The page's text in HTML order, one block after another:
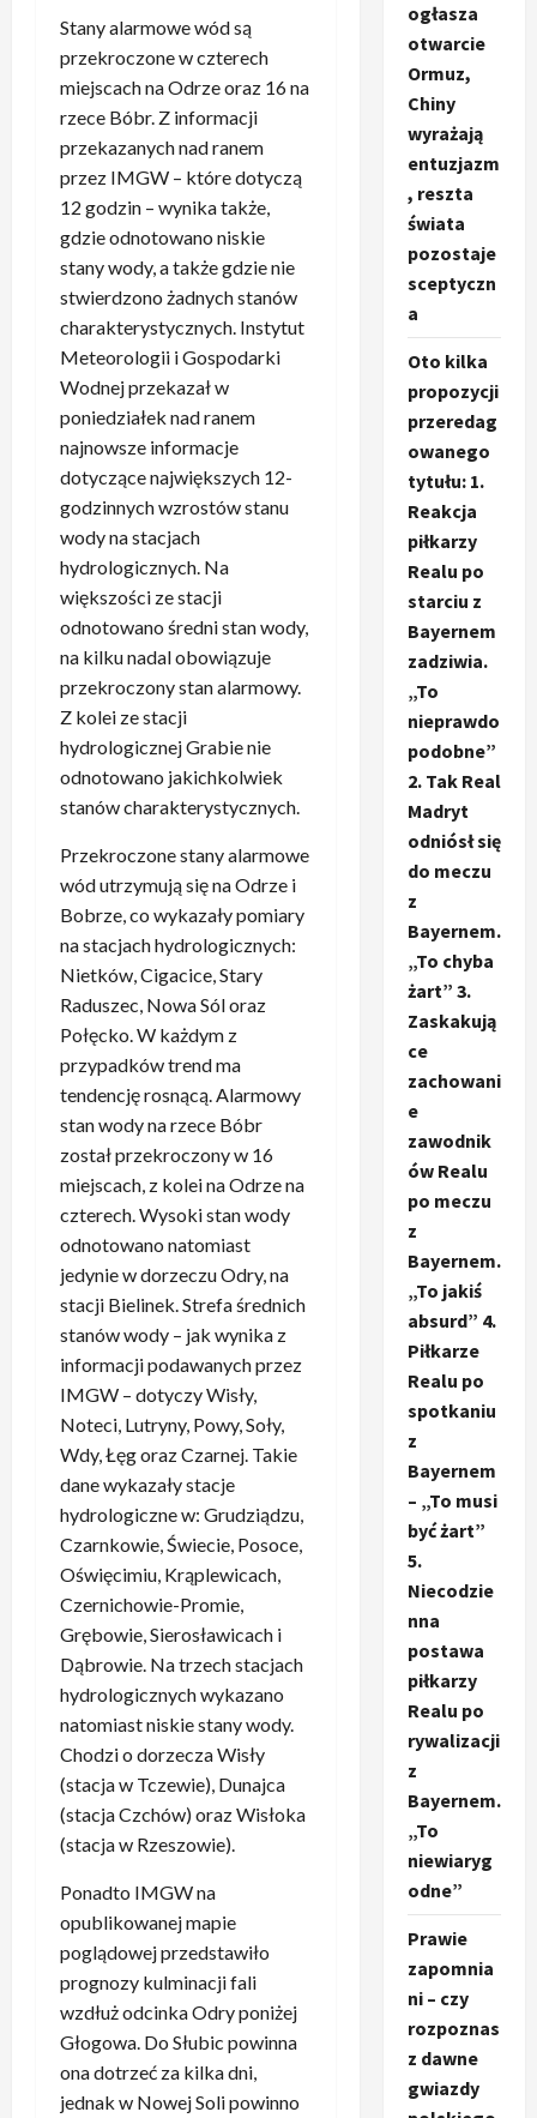
Stany alarmowe wód są
przekroczone w czterech
miejscach na Odrze oraz 16 na
rzece Bóbr. Z informacji
przekazanych nad ranem
przez IMGW – które dotyczą
12 godzin – wynika także,
gdzie odnotowano niskie
stany wody, a także gdzie nie
stwierdzono żadnych stanów
charakterystycznych. Instytut
Meteorologii i Gospodarki
Wodnej przekazał w
poniedziałek nad ranem
najnowsze informacje
dotyczące największych 12-
godzinnych wzrostów stanu
wody na stacjach
hydrologicznych. Na
większości ze stacji
odnotowano średni stan wody,
na kilku nadal obowiązuje
przekroczony stan alarmowy.
Z kolei ze stacji
hydrologicznej Grabie nie
odnotowano jakichkolwiek
stanów charakterystycznych.
Przekroczone stany alarmowe
wód utrzymują się na Odrze i
Bobrze, co wykazały pomiary
na stacjach hydrologicznych:
Nietków, Cigacice, Stary
Raduszec, Nowa Sól oraz
Połęcko. W każdym z
przypadków trend ma
tendencję rosnącą. Alarmowy
stan wody na rzece Bóbr
został przekroczony w 16
miejscach, z kolei na Odrze na
czterech. Wysoki stan wody
odnotowano natomiast
jedynie w dorzeczu Odry, na
stacji Bielinek. Strefa średnich
stanów wody – jak wynika z
informacji podawanych przez
IMGW – dotyczy Wisły,
Noteci, Lutryny, Powy, Soły,
Wdy, Łęg oraz Czarnej. Takie
dane wykazały stacje
hydrologiczne w: Grudziądzu,
Czarnkowie, Świecie, Posoce,
Oświęcimiu, Krąplewicach,
Czernichowie-Promie,
Grębowie, Sierosławicach i
Dąbrowie. Na trzech stacjach
hydrologicznych wykazano
natomiast niskie stany wody.
Chodzi o dorzecza Wisły
(stacja w Tczewie), Dunajca
(stacja Czchów) oraz Wisłoka
(stacja w Rzeszowie).
Ponadto IMGW na
opublikowanej mapie
poglądowej przedstawiło
prognozy kulminacji fali
wzdłuż odcinka Odry poniżej
Głogowa. Do Słubic powinna
ona dotrzeć za kilka dni,
jednak w Nowej Soli powinno
ogłasza
otwarcie
Ormuz,
Chiny
wyrażają
entuzjazm
, reszta
świata
pozostaje
sceptyczn
a
Oto kilka
propozycji
przeredag
owanego
tytułu: 1.
Reakcja
piłkarzy
Realu po
starciu z
Bayernem
zadziwia.
„To
nieprawdo
podobne”
2. Tak Real
Madryt
odniósł się
do meczu
z
Bayernem.
„To chyba
żart” 3.
Zaskakują
ce
zachowani
e
zawodnik
ów Realu
po meczu
z
Bayernem.
„To jakiś
absurd” 4.
Piłkarze
Realu po
spotkaniu
z
Bayernem
– „To musi
być żart”
5.
Niecodzie
nna
postawa
piłkarzy
Realu po
rywalizacji
z
Bayernem.
„To
niewiaryg
odne”
Prawie
zapomnia
ni – czy
rozpoznas
z dawne
gwiazdy